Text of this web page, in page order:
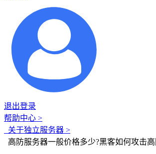
退出登录
帮助中心 >
关于独立服务器 >
高防服务器一般价格多少?黑客如何攻击